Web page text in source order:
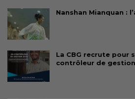
Nanshan Mianquan :
La CBG recrute pour
contrôleur de gestion